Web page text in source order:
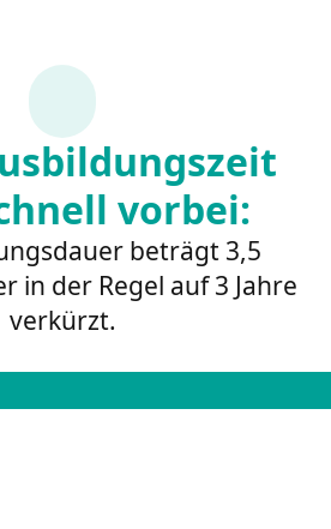
vorbei:
beträgt 3,5
in der Regel auf 3 Jahre
verkürzt.